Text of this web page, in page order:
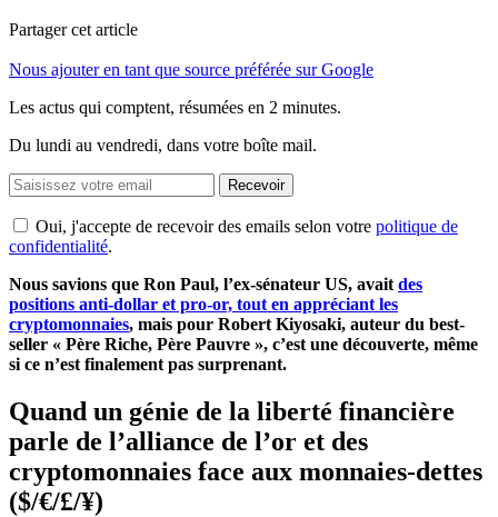
Partager cet article
Nous ajouter en tant que source préférée sur Google
Les actus qui comptent, résumées en 2 minutes.
Du lundi au vendredi, dans votre boîte mail.
Recevoir
Oui, j'accepte de recevoir des emails selon votre politique de
confidentialité.
Nous savions que Ron Paul, l’ex-sénateur US, avait des
positions anti-dollar et pro-or, tout en appréciant les
cryptomonnaies, mais pour Robert Kiyosaki, auteur du best-
seller « Père Riche, Père Pauvre », c’est une découverte, même
si ce n’est finalement pas surprenant.
Quand un génie de la liberté financière
parle de l’alliance de l’or et des
cryptomonnaies face aux monnaies-dettes
($/€/£/¥)